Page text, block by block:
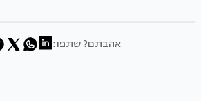
אהבתם? שתפו: